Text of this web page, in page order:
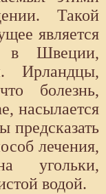
Такой
является
в Швеции,
Ирландцы,
болезнь,
насылается
предсказать
лечения,
угольки,
водой.